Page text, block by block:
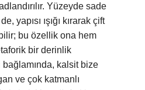
Yüzeyde sade
yapısı ışığı kırarak çift
bu özellik ona hem
bir derinlik
bağlamında, kalsit bize
ve çok katmanlı